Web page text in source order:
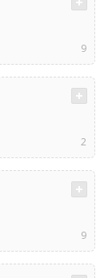
9
2
9